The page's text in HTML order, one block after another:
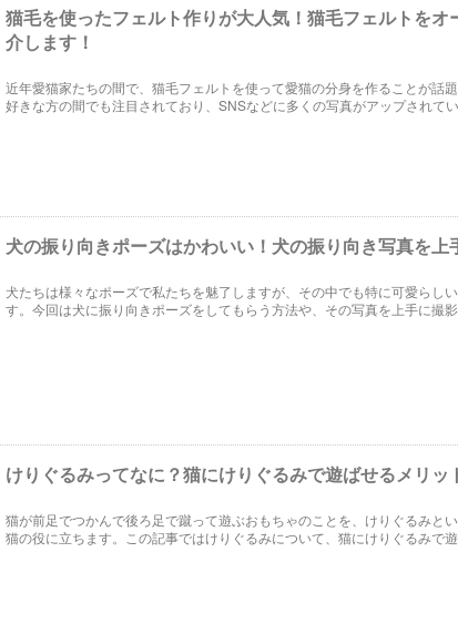
猫毛を使ったフェルト作りが大人気！猫毛フェルトをオ
介します！
近年愛猫家たちの間で、猫毛フェルトを使って愛猫の分身を作ることが話
好きな方の間でも注目されており、SNSなどに多くの写真がアップされて
犬の振り向きポーズはかわいい！犬の振り向き写真を上
犬たちは様々なポーズで私たちを魅了しますが、その中でも特に可愛らし
す。今回は犬に振り向きポーズをしてもらう方法や、その写真を上手に撮影
けりぐるみってなに？猫にけりぐるみで遊ばせるメリッ
猫が前足でつかんで後ろ足で蹴って遊ぶおもちゃのことを、けりぐるみと
猫の役に立ちます。この記事ではけりぐるみについて、猫にけりぐるみで